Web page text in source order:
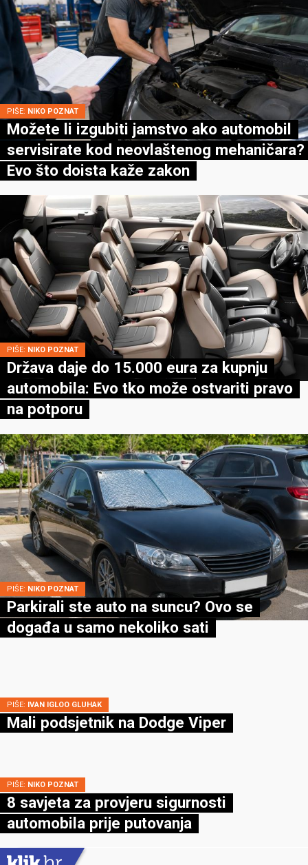
PIŠE: NIKO POZNAT
Možete li izgubiti jamstvo ako automobil
servisirate kod neovlaštenog mehaničara?
Evo što doista kaže zakon
PIŠE: NIKO POZNAT
Država daje do 15.000 eura za kupnju
automobila: Evo tko može ostvariti pravo
na potporu
PIŠE: NIKO POZNAT
Parkirali ste auto na suncu? Ovo se
događa u samo nekoliko sati
PIŠE: IVAN IGLOO GLUHAK
Mali podsjetnik na Dodge Viper
PIŠE: NIKO POZNAT
8 savjeta za provjeru sigurnosti
automobila prije putovanja